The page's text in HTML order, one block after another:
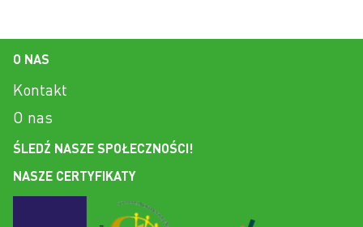
O NAS
Kontakt
O nas
ŚLEDŹ NASZE SPOŁECZNOŚCI!
NASZE CERTYFIKATY